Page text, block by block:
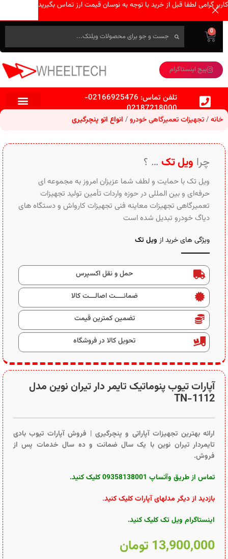
0
پیج اینستاگرام
تلفن تماس: 02166925476
-
02187218000
خانه تجهیزات تعمیرگاهی خودرو انواع اتو پنچرگیری
آپارات تیوب پنوماتیک تایمر دار تیران نوین مدل
TN-1112
ارائه بهترین تجهیزات آپاراتی و پنچرگیری | فروش آپارات تیوب بادی
تایمردار تیران نوین با یک سال ضمانت و ده سال خدمات پس از
فروش.
تماس از طریق وآتساپ 09358138001 کلیک کنید.
بازدید از دیگر مدلهای آپارات کلیک کنید.
اینستاگرام ویل تک کلیک کنید.
13,900,000 تومان
چرا ویل تک … ؟
ویل تک با حمایت و لطف شما عزیزان امروز به مجموعه ای
حرفه‌ای و بین‌ المللی در حوزه واردات تأمین تولید تجهیزات
تعمیرگاهی تجهیزات معاینه فنی تجهیزات کارواش و دستگاه های
دیاگ خودرو تبدیل شده است
ویژگی های خرید از ویل تک
حمل و نقل اکسپرس
ضمانــــت اصالـــت کالا
تضمین کمترین قیمت
تحویل کالا در فروشگاه
کاربر گرامی لطفا قبل از خرید با توجه به نوسان قیمت ارز تماس بگیرید